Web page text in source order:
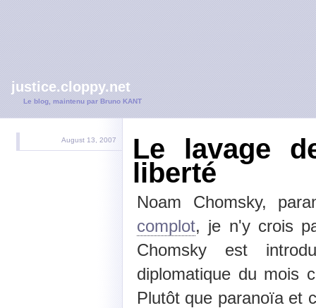
justice.cloppy.net
Le blog, maintenu par Bruno KANT
August 13, 2007 Le lavage
liberté
Noam Chomsky,
complot, je n'y crois
Chomsky est
diplomatique du mois
Plutôt que paranoïa et